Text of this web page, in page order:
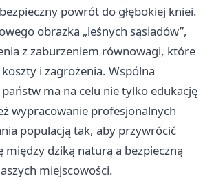
powrót do głębokiej kniei.
obrazka „leśnych sąsiadów”,
z zaburzeniem równowagi, które
i zagrożenia. Wspólna
ma na celu nie tylko edukację
wypracowanie profesjonalnych
populacją tak, aby przywrócić
między dziką naturą a bezpieczną
miejscowości.